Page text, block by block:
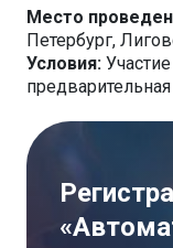
Место
Петербург,
Условия: